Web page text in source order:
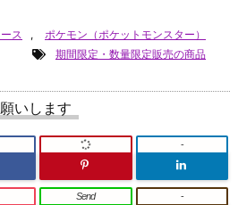
ス ,
ポケモン（ポケットモンスター）
期間限定・数量限定販売の商品
いします
-
Send -